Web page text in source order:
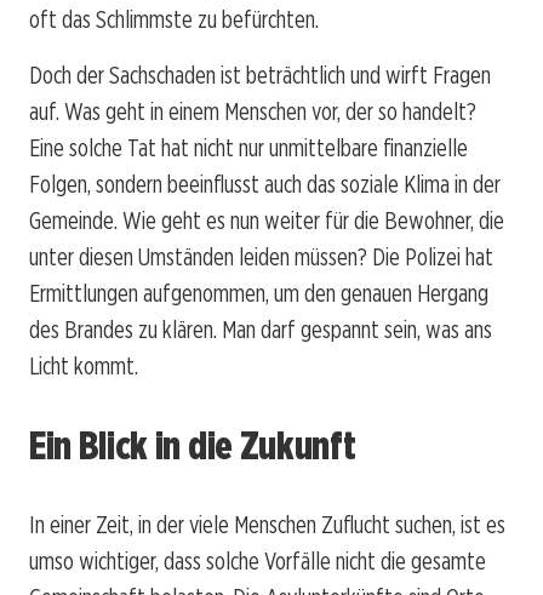
oft das Schlimmste zu befürchten.
Doch der Sachschaden ist beträchtlich und wirft Fragen
auf. Was geht in einem Menschen vor, der so handelt?
Eine solche Tat hat nicht nur unmittelbare finanzielle
Folgen, sondern beeinflusst auch das soziale Klima in der
Gemeinde. Wie geht es nun weiter für die Bewohner, die
unter diesen Umständen leiden müssen? Die Polizei hat
Ermittlungen aufgenommen, um den genauen Hergang
des Brandes zu klären. Man darf gespannt sein, was ans
Licht kommt.
Ein Blick in die Zukunft
In einer Zeit, in der viele Menschen Zuflucht suchen, ist es
umso wichtiger, dass solche Vorfälle nicht die gesamte